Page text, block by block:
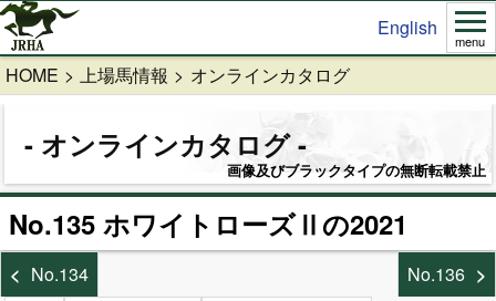
English
menu
HOME 上場馬情報 オンラインカタログ
オンラインカタログ
画像及びブラックタイプの無断転載禁止
No.135 ホワイトローズⅡの2021
No.134
No.136